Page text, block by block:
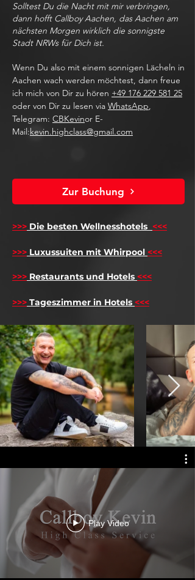
Solltest Du die Nacht mit mir verbringen,
dann hofft Callboy Aachen, das Aachen am
nächsten Morgen wirklich die sonnigste
Stadt NRWs für Dich ist.
Wenn Du also mit einem sonnigen Lächeln in
Aachen wach werden möchtest, dann freue
ich mich von Dir zu hören +49 176 229 581 25
oder von Dir zu lesen via WhatsApp,
Telegram: CBKevinor E-
Mail:kevin.highclass@gmail.com
Zur Buchung
>>> Die besten Wellnesshotels <<<
>>> Luxussuiten mit Whirpool <<<
>>> Restaurants und Hotels <<<
>>> Tageszimmer in Hotels <<<
Play Video